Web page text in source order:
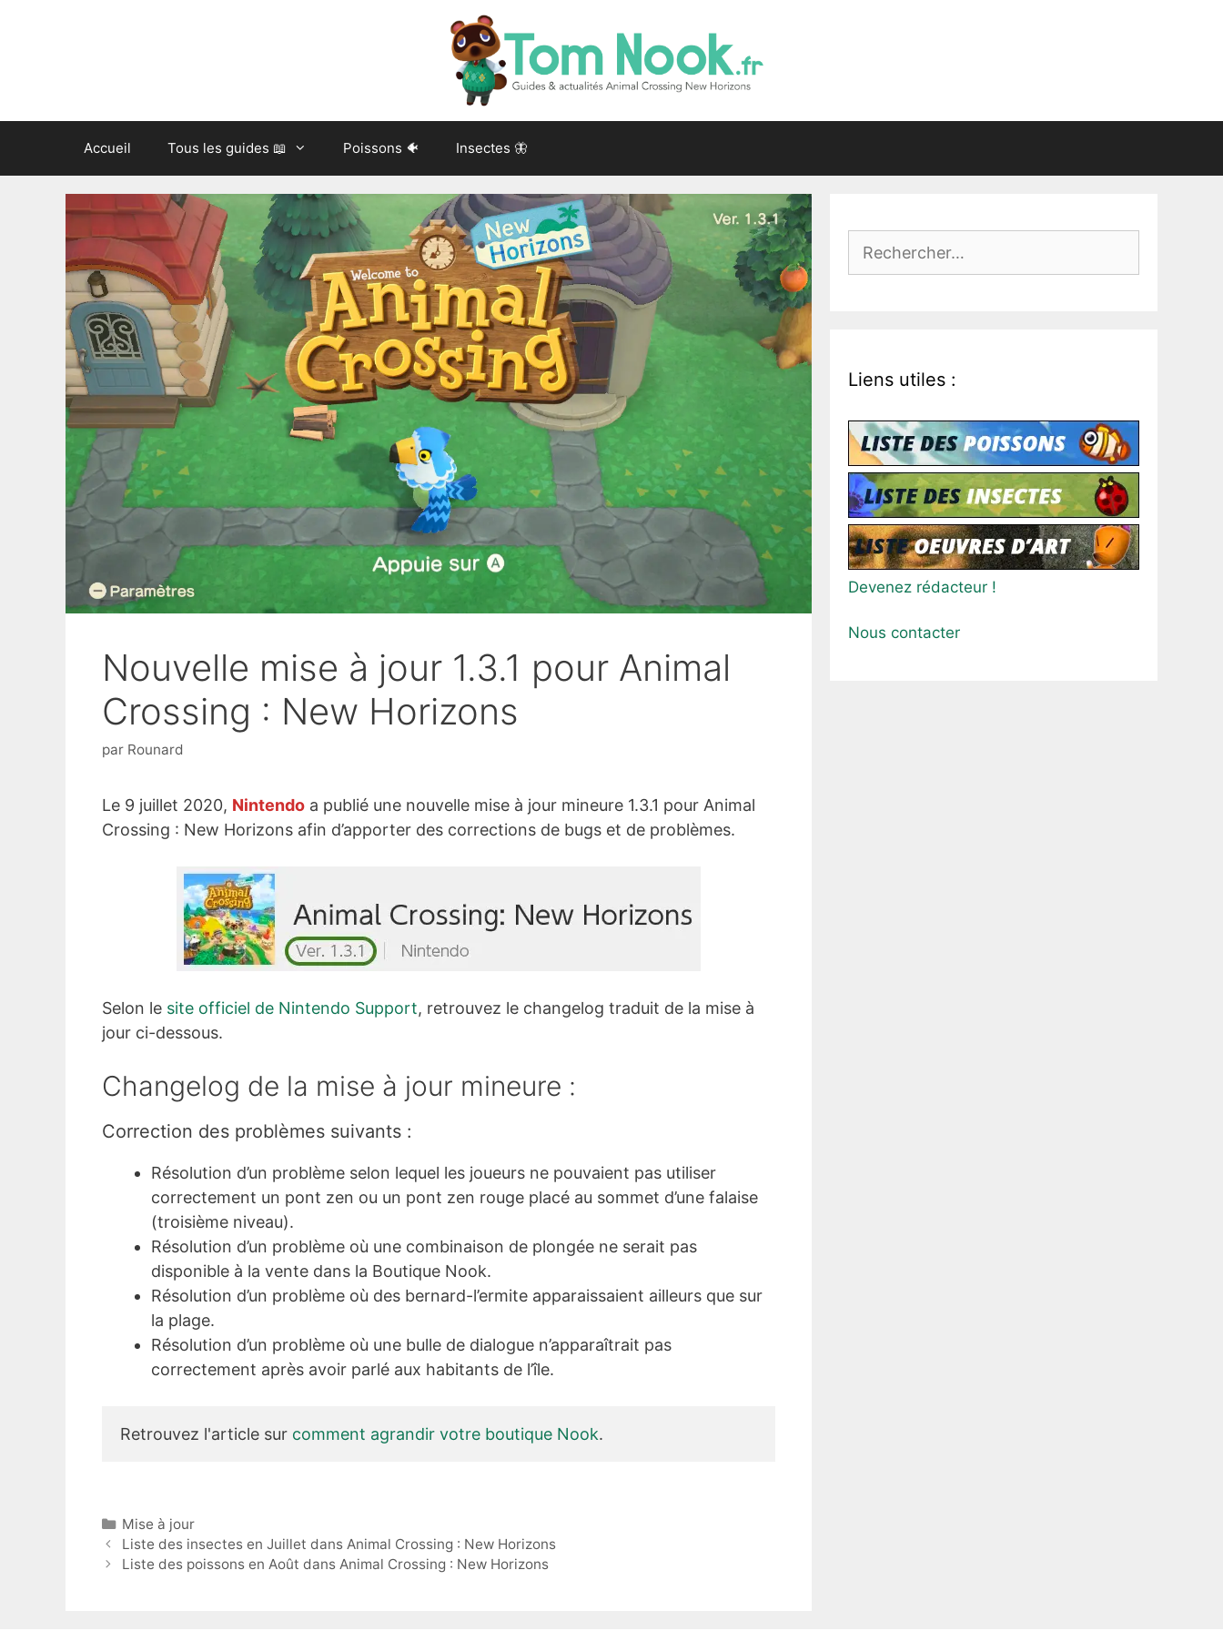
Accueil Tous les guides 📖 Poissons 🐠 Insectes 🦋
Nouvelle mise à jour 1.3.1 pour Animal
Crossing : New Horizons
par Rounard
Le 9 juillet 2020, Nintendo a publié une nouvelle mise à jour mineure 1.3.1 pour Animal
Crossing : New Horizons afin d’apporter des corrections de bugs et de problèmes.
Selon le site officiel de Nintendo Support, retrouvez le changelog traduit de la mise à
jour ci-dessous.
Changelog de la mise à jour mineure :
Correction des problèmes suivants :
Résolution d’un problème selon lequel les joueurs ne pouvaient pas utiliser
correctement un pont zen ou un pont zen rouge placé au sommet d’une falaise
(troisième niveau).
Résolution d’un problème où une combinaison de plongée ne serait pas
disponible à la vente dans la Boutique Nook.
Résolution d’un problème où des bernard-l’ermite apparaissaient ailleurs que sur
la plage.
Résolution d’un problème où une bulle de dialogue n’apparaîtrait pas
correctement après avoir parlé aux habitants de l’île.
Retrouvez l'article sur comment agrandir votre boutique Nook.
Catégories
Mise à jour
Liste des insectes en Juillet dans Animal Crossing : New Horizons
Liste des poissons en Août dans Animal Crossing : New Horizons
Liens utiles :
Devenez rédacteur !
Nous contacter